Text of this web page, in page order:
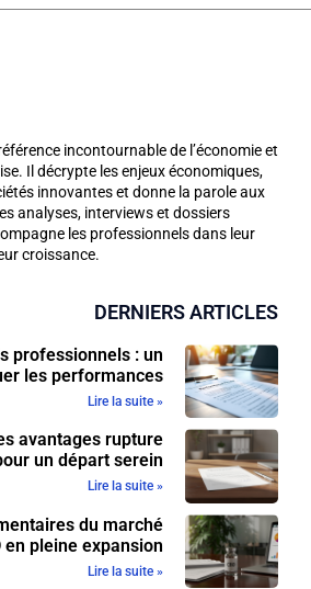
incontournable de l’économie et
Il décrypte les enjeux économiques,
innovantes et donne la parole aux
analyses, interviews et dossiers
les professionnels dans leur
croissance.
DERNIERS ARTICLES
professionnels : un
les performances
Lire la suite »
avantages rupture
un départ serein
Lire la suite »
du marché
en pleine expansion
Lire la suite »